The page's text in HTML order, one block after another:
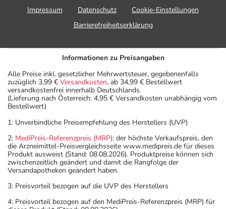
Impressum
Datenschutz
Cookie-Einstellungen
Barrierefreiheitserklärung
Informationen zu Preisangaben
Alle Preise inkl. gesetzlicher Mehrwertsteuer, gegebenenfalls
zuzüglich 3,99 € Versandkosten, ab 34,99 € Bestellwert
versandkostenfrei innerhalb Deutschlands.
(Lieferung nach Österreich: 4,95 € Versandkosten unabhängig vom
Bestellwert)
1: Unverbindliche Preisempfehlung des Herstellers (UVP)
2: MediPreis-Referenzpreis (MRP): der höchste Verkaufspreis, den
die Arzneimittel-Preisvergleichsseite www.medipreis.de für dieses
Produkt ausweist (Stand: 08.08.2026). Produktpreise können sich
zwischenzeitlich geändert und damit die Rangfolge der
Versandapotheken geändert haben.
3: Preisvorteil bezogen auf die UVP des Herstellers
4: Preisvorteil bezogen auf den MediPreis-Referenzpreis (MRP) für